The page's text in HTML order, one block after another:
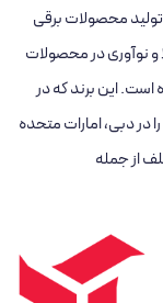
محصولات برقی
نوآوری در محصولات
است. این برند که در
را در دبی، امارات متحده
از جمله